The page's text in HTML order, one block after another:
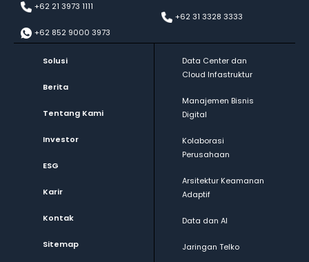
+62 21 3973 1111
+62 852 9000 3973
+62 31 3328 3333
Solusi
Berita
Tentang Kami
Investor
ESG
Karir
Kontak
Sitemap
Data Center dan
Cloud Infastruktur
Manajemen Bisnis
Digital
Kolaborasi
Perusahaan
Arsitektur Keamanan
Adaptif
Data dan AI
Jaringan Telko